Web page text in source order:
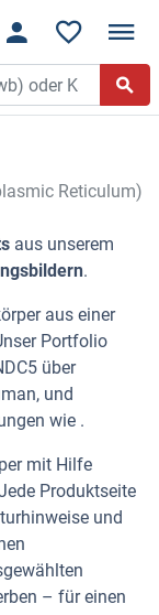
Reticulum)
aus unserem
.
aus einer
Portfolio
über
und
wie .
mit Hilfe
Produktseite
und
– für einen